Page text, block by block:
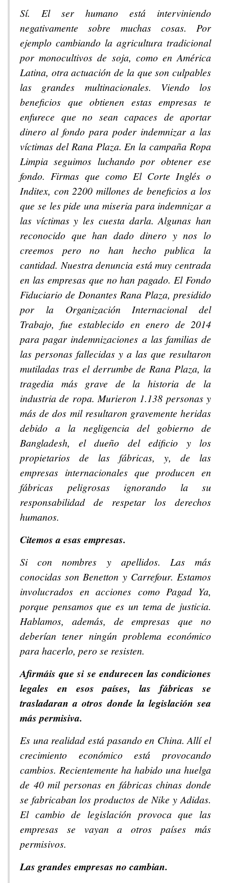
Sí. El ser humano está interviniendo
negativamente sobre muchas cosas. Por
ejemplo cambiando la agricultura tradicional
por monocultivos de soja, como en América
Latina, otra actuación de la que son culpables
las grandes multinacionales. Viendo los
beneficios que obtienen estas empresas te
enfurece que no sean capaces de aportar
dinero al fondo para poder indemnizar a las
víctimas del Rana Plaza. En la campaña Ropa
Limpia seguimos luchando por obtener ese
fondo. Firmas que como El Corte Inglés o
Inditex, con 2200 millones de beneficios a los
que se les pide una miseria para indemnizar a
las víctimas y les cuesta darla. Algunas han
reconocido que han dado dinero y nos lo
creemos pero no han hecho publica la
cantidad. Nuestra denuncia está muy centrada
en las empresas que no han pagado. El Fondo
Fiduciario de Donantes Rana Plaza, presidido
por la Organización Internacional del
Trabajo, fue establecido en enero de 2014
para pagar indemnizaciones a las familias de
las personas fallecidas y a las que resultaron
mutiladas tras el derrumbe de Rana Plaza, la
tragedia más grave de la historia de la
industria de ropa. Murieron 1.138 personas y
más de dos mil resultaron gravemente heridas
debido a la negligencia del gobierno de
Bangladesh, el dueño del edificio y los
propietarios de las fábricas, y, de las
empresas internacionales que producen en
fábricas peligrosas ignorando la su
responsabilidad de respetar los derechos
humanos.
Citemos a esas empresas.
Si con nombres y apellidos. Las más
conocidas son Benetton y Carrefour. Estamos
involucrados en acciones como Pagad Ya,
porque pensamos que es un tema de justicia.
Hablamos, además, de empresas que no
deberían tener ningún problema económico
para hacerlo, pero se resisten.
Afirmáis que si se endurecen las condiciones
legales en esos países, las fábricas se
trasladaran a otros donde la legislación sea
más permisiva.
Es una realidad está pasando en China. Allí el
crecimiento económico está provocando
cambios. Recientemente ha habido una huelga
de 40 mil personas en fábricas chinas donde
se fabricaban los productos de Nike y Adidas.
El cambio de legislación provoca que las
empresas se vayan a otros países más
permisivos.
Las grandes empresas no cambian.